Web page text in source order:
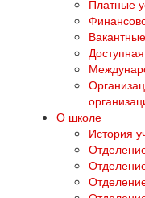
Платные
О школе
История